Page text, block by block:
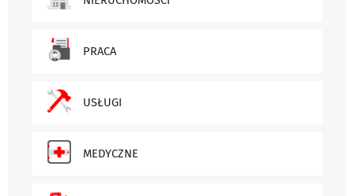
PRACA
USŁUGI
MEDYCZNE